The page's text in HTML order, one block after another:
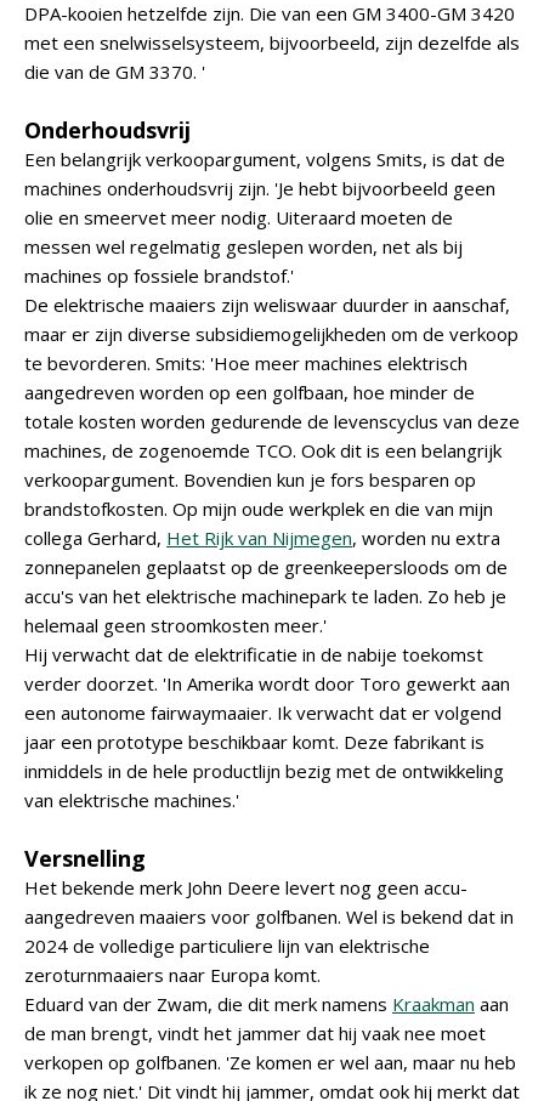
DPA-kooien hetzelfde zijn. Die van een GM 3400-GM 3420
met een snelwisselsysteem, bijvoorbeeld, zijn dezelfde als
die van de GM 3370. '
Onderhoudsvrij
Een belangrijk verkoopargument, volgens Smits, is dat de
machines onderhoudsvrij zijn. 'Je hebt bijvoorbeeld geen
olie en smeervet meer nodig. Uiteraard moeten de
messen wel regelmatig geslepen worden, net als bij
machines op fossiele brandstof.'
De elektrische maaiers zijn weliswaar duurder in aanschaf,
maar er zijn diverse subsidiemogelijkheden om de verkoop
te bevorderen. Smits: 'Hoe meer machines elektrisch
aangedreven worden op een golfbaan, hoe minder de
totale kosten worden gedurende de levenscyclus van deze
machines, de zogenoemde TCO. Ook dit is een belangrijk
verkoopargument. Bovendien kun je fors besparen op
brandstofkosten. Op mijn oude werkplek en die van mijn
collega Gerhard, Het Rijk van Nijmegen, worden nu extra
zonnepanelen geplaatst op de greenkeepersloods om de
accu's van het elektrische machinepark te laden. Zo heb je
helemaal geen stroomkosten meer.'
Hij verwacht dat de elektrificatie in de nabije toekomst
verder doorzet. 'In Amerika wordt door Toro gewerkt aan
een autonome fairwaymaaier. Ik verwacht dat er volgend
jaar een prototype beschikbaar komt. Deze fabrikant is
inmiddels in de hele productlijn bezig met de ontwikkeling
van elektrische machines.'
Versnelling
Het bekende merk John Deere levert nog geen accu-
aangedreven maaiers voor golfbanen. Wel is bekend dat in
2024 de volledige particuliere lijn van elektrische
zeroturnmaaiers naar Europa komt.
Eduard van der Zwam, die dit merk namens Kraakman aan
de man brengt, vindt het jammer dat hij vaak nee moet
verkopen op golfbanen. 'Ze komen er wel aan, maar nu heb
ik ze nog niet.' Dit vindt hij jammer, omdat ook hij merkt dat